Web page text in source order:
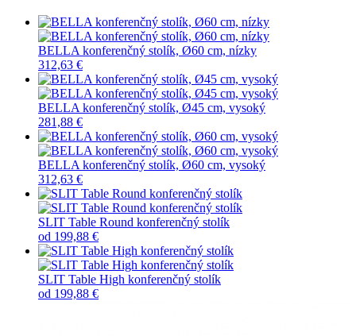
BELLA konferenčný stolík, Ø60 cm, nízky
312,63 €
BELLA konferenčný stolík, Ø45 cm, vysoký
281,88 €
BELLA konferenčný stolík, Ø60 cm, vysoký
312,63 €
SLIT Table Round konferenčný stolík
od 199,88 €
SLIT Table High konferenčný stolík
od 199,88 €